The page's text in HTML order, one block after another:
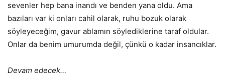
sevenler hep bana inandı ve benden yana oldu. Ama
bazıları var ki onları cahil olarak, ruhu bozuk olarak
söyleyeceğim, gavur ablamın söylediklerine taraf oldular.
Onlar da benim umurumda değil, çünkü o kadar insancıklar.
Devam edecek…